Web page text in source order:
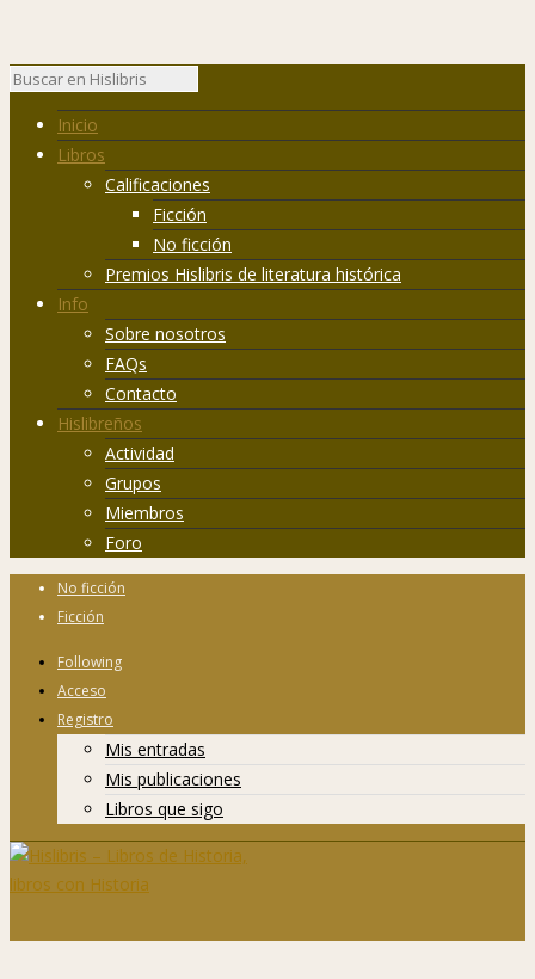
Inicio
Libros
Calificaciones
Ficción
No ficción
Premios Hislibris de literatura histórica
Info
Sobre nosotros
FAQs
Contacto
Hislibreños
Actividad
Grupos
Miembros
Foro
No ficción
Ficción
Following
Acceso
Registro
Mis entradas
Mis publicaciones
Libros que sigo